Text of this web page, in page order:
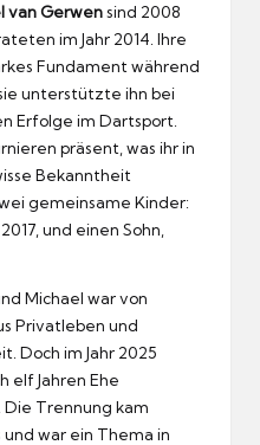
van Gerwensind 2008
im Jahr 2014. Ihre
Fundament während
unterstützte ihn bei
Erfolge im Dartsport.
präsent, was ihr in
Bekanntheit
gemeinsame Kinder:
und einen Sohn,
Michael war von
Privatleben und
Doch im Jahr 2025
elf Jahren Ehe
Trennung kam
war ein Thema in